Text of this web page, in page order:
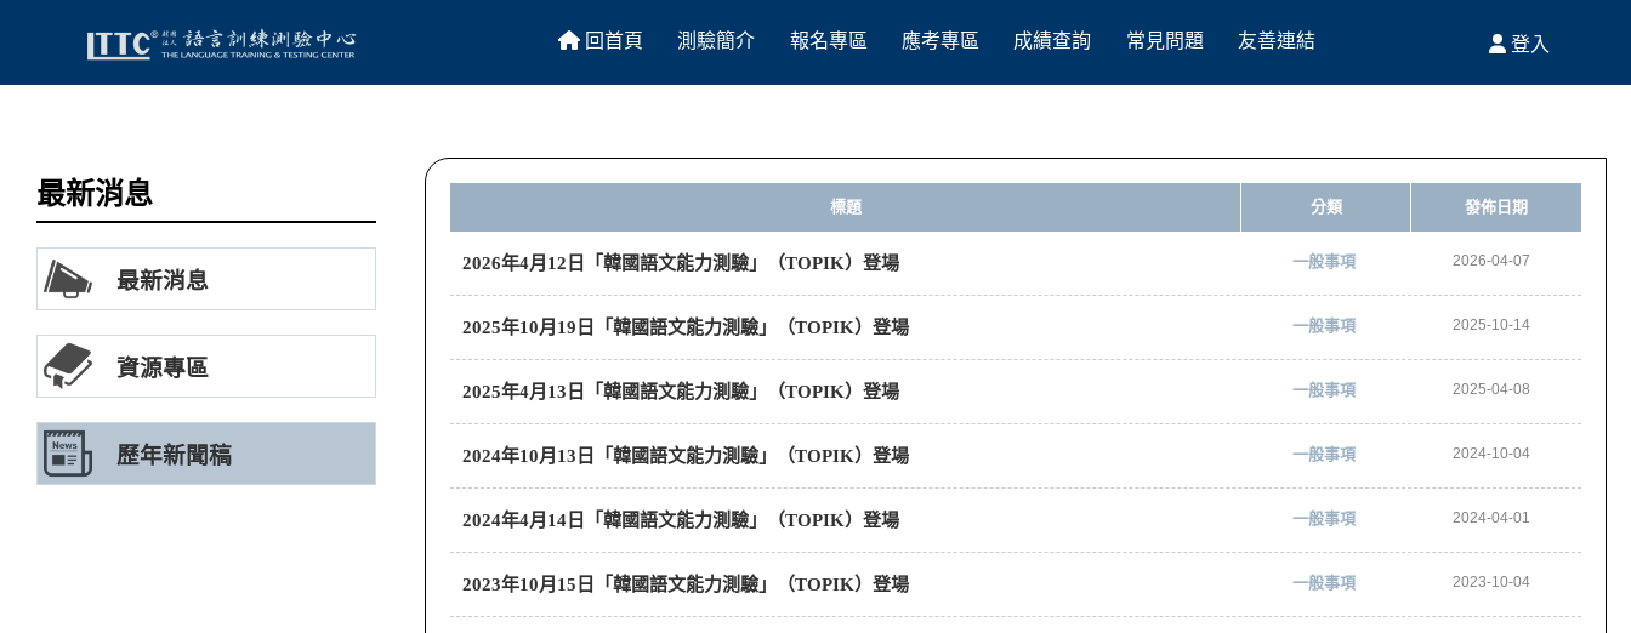
登入
回首頁
測驗簡介
報名專區
應考專區
成績查詢
常見問題
友善連結
最新消息
最新消息
資源專區
歷年新聞稿
標題 分類 發佈日期
2026年4月12日「韓國語文能力測驗」（TOPIK）登場 一般事項 2026-04-07
2025年10月19日「韓國語文能力測驗」（TOPIK）登場 一般事項 2025-10-14
2025年4月13日「韓國語文能力測驗」（TOPIK）登場 一般事項 2025-04-08
2024年10月13日「韓國語文能力測驗」（TOPIK）登場 一般事項 2024-10-04
2024年4月14日「韓國語文能力測驗」（TOPIK）登場 一般事項 2024-04-01
2023年10月15日「韓國語文能力測驗」（TOPIK）登場 一般事項 2023-10-04